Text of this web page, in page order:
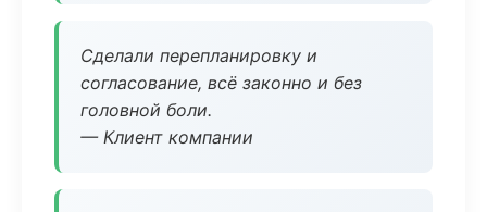
Сделали перепланировку и
согласование, всё законно и без
головной боли.
— Клиент компании